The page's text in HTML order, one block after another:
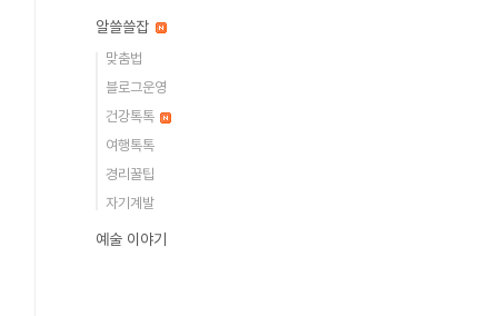
알쓸쓸잡
맞춤법
블로그운영
건강톡톡
여행톡톡
경리꿀팁
자기계발
예술 이야기